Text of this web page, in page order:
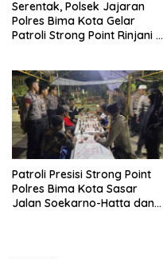
Serentak, Polsek Jajaran
Polres Bima Kota Gelar
Patroli Strong Point Rinjani di
Patroli Presisi Strong Point
Polres Bima Kota Sasar
Jalan Soekarno-Hatta dan